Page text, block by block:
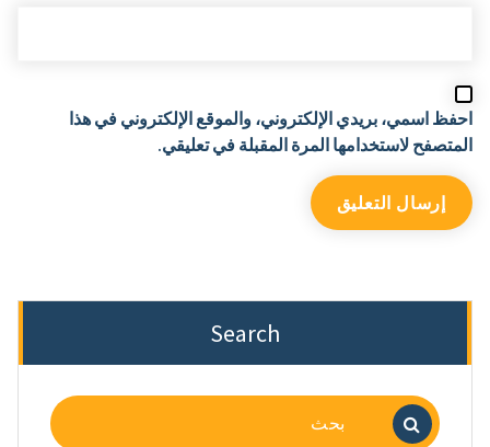
احفظ اسمي، بريدي الإلكتروني، والموقع الإلكتروني في هذا
المتصفح لاستخدامها المرة المقبلة في تعليقي.
Search
البحث
عن: